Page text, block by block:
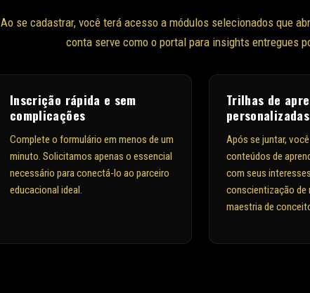
Ao se cadastrar, você terá acesso a módulos selecionados que
conta serve como o portal para insights entregues
Inscrição rápida e sem
complicações
Complete o formulário em menos de um
minuto. Solicitamos apenas o essencial
necessário para conectá-lo ao parceiro
educacional ideal.
Trilhas de
personalizadas
Após se juntar,
conteúdos de
com seus
conscientização de
maestria de